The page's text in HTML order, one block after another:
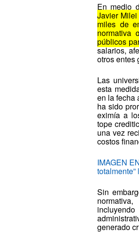
En medio
Javier
miles de
normativa
públicos
salarios,
otros entes
Las
esta
en la fecha
ha sido
eximía a
tope
una vez
costos
IMAGEN
Sin
generado